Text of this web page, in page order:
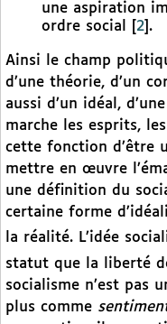
une aspiration
ordre social
2 .
Ainsi le champ
d’une théorie, d’un
aussi d’un idéal,
marche les esprits,
cette fonction d’être
mettre en œuvre
une définition du
certaine forme
la réalité. L’idée
statut que la liberté
socialisme n’est pas
plus comme